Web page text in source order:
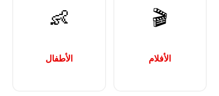
🎬
الأفلام
👶
الأطفال